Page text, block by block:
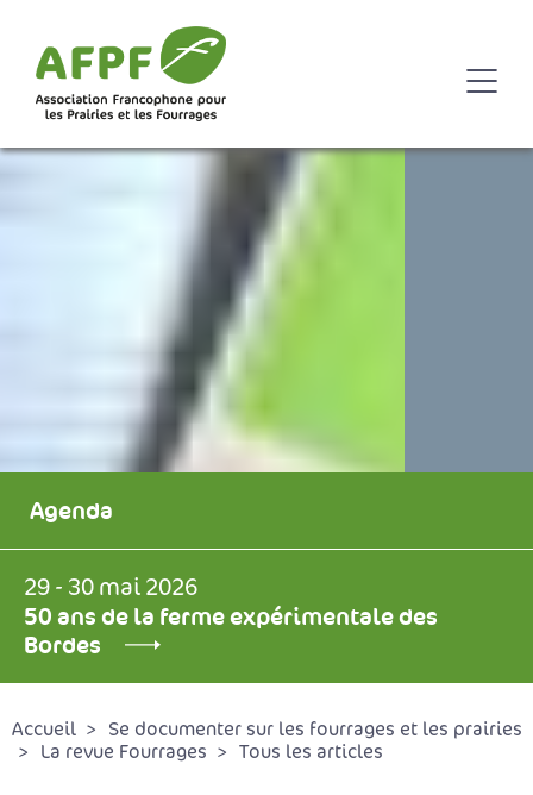
Agenda
29 - 30 mai 2026
50 ans de la ferme expérimentale des
Bordes
Accueil
Se documenter sur les fourrages et les prairies
La revue Fourrages
Tous les articles